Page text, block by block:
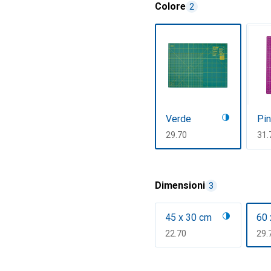
Colore 2
Verde
CHF
29.70
Dimensioni 3
45 x 30 cm
CHF
22.70
60
CHF